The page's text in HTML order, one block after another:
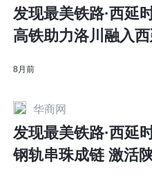
发现最美铁路·西延
高铁助力洛川融入
8月前
华商网
发现最美铁路·西延
钢轨串珠成链 激活